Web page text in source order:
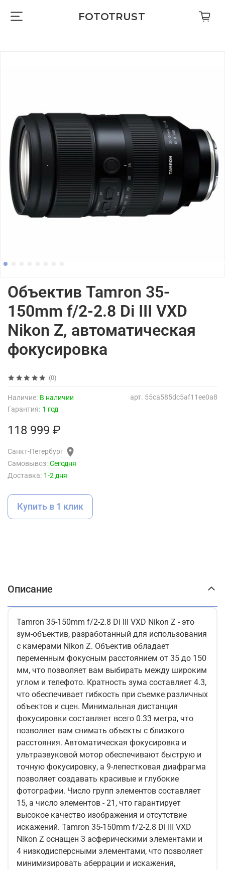
FOTOTRUST
(0)
арт. 55ca585dc5af11ee0a8
Наличие: В наличии
Гарантия: 1 год
Объектив Tamron 35-
150mm f/2-2.8 Di III VXD
Nikon Z, автоматическая
фокусировка
118 999 ₽
Санкт-Петербург
Самовывоз: Сегодня
Доставка: 1-2 дня
Купить в 1 клик
Описание
Tamron 35-150mm f/2-2.8 Di III VXD Nikon Z - это
зум-объектив, разработанный для использования
с камерами Nikon Z. Объектив обладает
переменным фокусным расстоянием от 35 до 150
мм, что позволяет вам выбирать между широким
углом и телефото. Кратность зума составляет 4.3,
что обеспечивает гибкость при съемке различных
объектов и сцен. Минимальная дистанция
фокусировки составляет всего 0.33 метра, что
позволяет вам снимать объекты с близкого
расстояния. Автоматическая фокусировка и
ультразвуковой мотор обеспечивают быструю и
точную фокусировку, а 9-лепестковая диафрагма
позволяет создавать красивые и глубокие
фотографии. Число групп элементов составляет
15, а число элементов - 21, что гарантирует
высокое качество изображения и отсутствие
искажений. Tamron 35-150mm f/2-2.8 Di III VXD
Nikon Z оснащен 3 асферическими элементами и
4 низкодисперсными элементами, что позволяет
минимизировать аберрации и искажения,